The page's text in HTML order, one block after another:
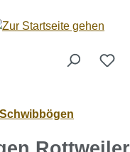
Schwibbögen